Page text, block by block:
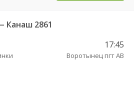
Канаш 2861
17:45
Воротынец пгт АВ